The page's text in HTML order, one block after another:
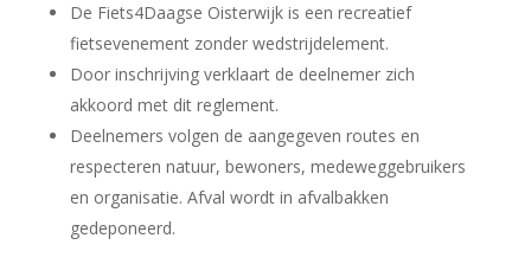
De Fiets4Daagse Oisterwijk is een recreatief
fietsevenement zonder wedstrijdelement.
Door inschrijving verklaart de deelnemer zich
akkoord met dit reglement.
Deelnemers volgen de aangegeven routes en
respecteren natuur, bewoners, medeweggebruikers
en organisatie. Afval wordt in afvalbakken
gedeponeerd.